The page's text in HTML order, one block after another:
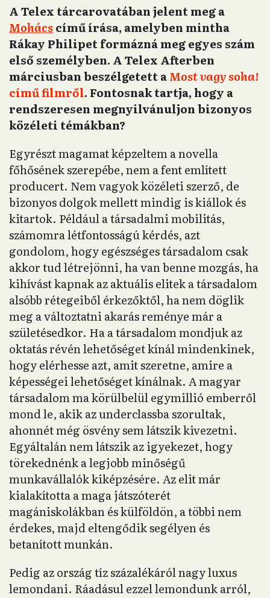
A Telex tárcarovatában jelent meg a
Mohácscímű írása, amelyben mintha
Rákay Philipet formázná meg egyes szám
első személyben. A Telex Afterben
márciusban beszélgetett aMost vagy soha!
című filmről. Fontosnak tartja, hogy a
rendszeresen megnyilvánuljon bizonyos
közéleti témákban?
Egyrészt magamat képzeltem a novella
főhősének szerepébe, nem a fent említett
producert. Nem vagyok közéleti szerző, de
bizonyos dolgok mellett mindig is kiállok és
kitartok. Például a társadalmi mobilitás,
számomra létfontosságú kérdés, azt
gondolom, hogy egészséges társadalom csak
akkor tud létrejönni, ha van benne mozgás, ha
kihívást kapnak az aktuális elitek a társadalom
alsóbb rétegeiből érkezőktől, ha nem döglik
meg a változtatni akarás reménye már a
születésedkor. Ha a társadalom mondjuk az
oktatás révén lehetőséget kínál mindenkinek,
hogy elérhesse azt, amit szeretne, amire a
képességei lehetőséget kínálnak. A magyar
társadalom ma körülbelül egymillió emberről
mond le, akik az underclassba szorultak,
ahonnét még ösvény sem látszik kivezetni.
Egyáltalán nem látszik az igyekezet, hogy
törekednénk a legjobb minőségű
munkavállalók kiképzésére. Az elit már
kialakította a maga játszóterét
magániskolákban és külföldön, a többi nem
érdekes, majd eltengődik segélyen és
betanított munkán.
Pedig az ország tíz százalékáról nagy luxus
lemondani. Ráadásul ezzel lemondunk arról,